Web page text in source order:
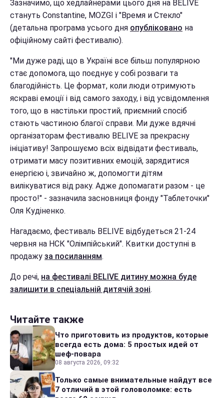
Зазначимо, що хедлайнерами цього дня на BELIVE
стануть Constantine, MOZGI і "Время и Стекло"
(детальна програма усього дня опубліковано на
офіційному сайті фестивалю).
"Ми дуже раді, що в Україні все більш популярною
стає допомога, що поєднує у собі розваги та
благодійність. Це формат, коли люди отримують
яскраві емоції і від самого заходу, і від усвідомлення
того, що в настільки простий, приємний спосіб
стають частиною благої справи. Ми дуже вдячні
організаторам фестивалю BELIVE за прекрасну
ініціативу! Запрошуємо всіх відвідати фестиваль,
отримати масу позитивних емоцій, зарядитися
енергією і, звичайно ж, допомогти дітям
вилікуватися від раку. Адже допомагати разом - це
просто!" - зазначила засновниця фонду "Таблеточки"
Оля Кудіненко.
Нагадаємо, фестиваль BELIVE відбудеться 21-24
червня на НСК "Олімпійський". Квитки доступні в
продажу за посиланням.
До речі, на фестивалі BELIVE дитину можна буде
залишити в спеціальній дитячій зоні.
Читайте также
Что приготовить из продуктов, которые
всегда есть дома: 5 простых идей от
шеф-повара
08 августа 2026, 09:32
Только самые внимательные найдут все
7 отличий в этой головоломке: есть